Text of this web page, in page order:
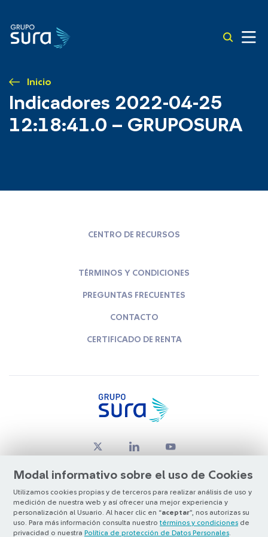
Inicio
Indicadores 2022-04-25
12:18:41.0 – GRUPOSURA
Modal informativo sobre el uso de Cookies
Utilizamos cookies propias y de terceros para realizar análisis de uso y
medición de nuestra web y así ofrecer una mejor experiencia y
personalización al Usuario. Al hacer clic en “aceptar”, nos autorizas su
uso. Para más información consulta nuestro términos y condiciones de
privacidad o nuestra Política de protección de Datos Personales
CENTRO DE RECURSOS
TÉRMINOS Y CONDICIONES
PREGUNTAS FRECUENTES
CONTACTO
CERTIFICADO DE RENTA
© Copyright Grupo SURA 2026